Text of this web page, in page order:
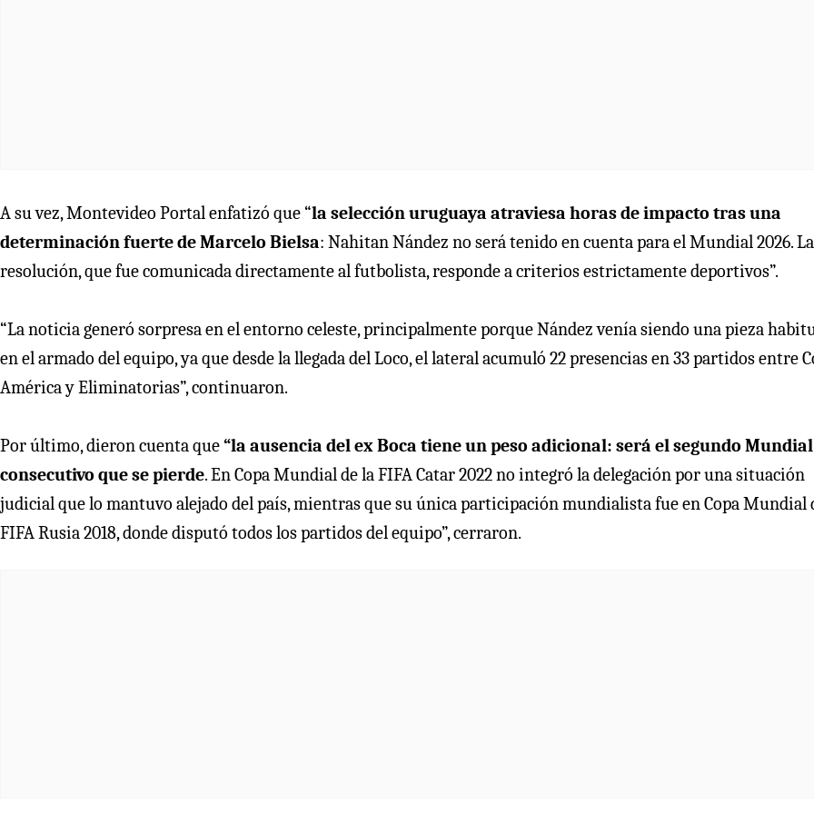
A su vez, Montevideo Portal enfatizó que “la selección uruguaya atraviesa horas de impacto tras una
determinación fuerte de Marcelo Bielsa: Nahitan Nández no será tenido en cuenta para el Mundial 2026. La
resolución, que fue comunicada directamente al futbolista, responde a criterios estrictamente deportivos”.
“La noticia generó sorpresa en el entorno celeste, principalmente porque Nández venía siendo una pieza
en el armado del equipo, ya que desde la llegada del Loco, el lateral acumuló 22 presencias en 33 partidos entre
América y Eliminatorias”, continuaron.
Por último, dieron cuenta que“la ausencia del ex Boca tiene un peso adicional: será el segundo Mundial
consecutivo que se pierde. En Copa Mundial de la FIFA Catar 2022 no integró la delegación por una situación
judicial que lo mantuvo alejado del país, mientras que su única participación mundialista fue en Copa Mundial
FIFA Rusia 2018, donde disputó todos los partidos del equipo”, cerraron.